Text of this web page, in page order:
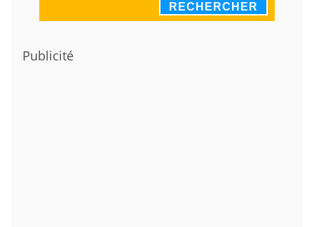
RECHERCHER
Publicité